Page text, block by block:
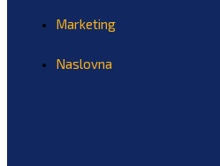
Marketing
Naslovna